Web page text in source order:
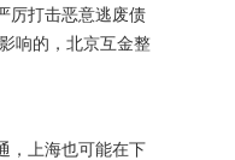
厉打击恶意逃废债
响的，北京互金整
，上海也可能在下